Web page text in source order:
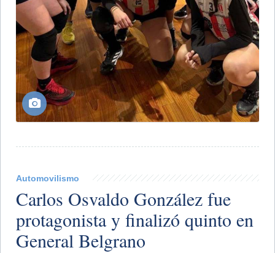
Automovilismo
Carlos Osvaldo González fue
protagonista y finalizó quinto en
General Belgrano